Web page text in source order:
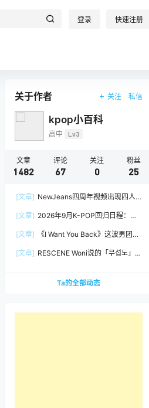
登录 快速注册
关于作者 关注 私信
kpop小百科
高中 Lv3
文章
1482
评论
67
关注
0
粉丝
25
[文章] NewJeans四周年视频出现四人
[文章] 2026年9月K-POP回归日程：
[文章]
《I Want You Back》这波男团挑
[文章] RESCENE Woni说的「무섭노」
Ta的全部动态